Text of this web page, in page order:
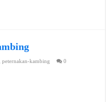
,peternakan-kambing 0